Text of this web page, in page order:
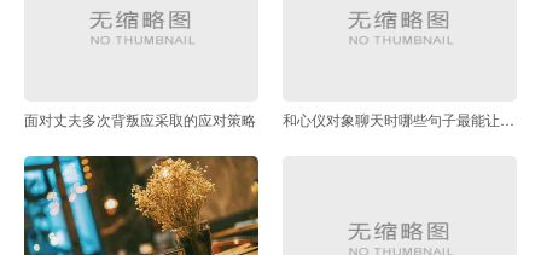
面对丈夫多次背叛应采取的应对策略 和心仪对象聊天时哪些句子最能让男生起反应